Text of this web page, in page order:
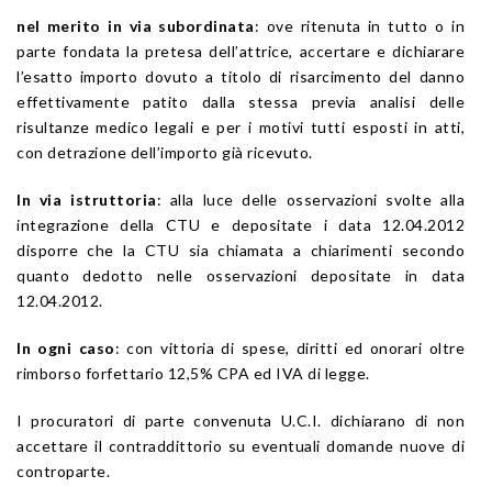
nel merito in via subordinata: ove ritenuta in tutto o in
parte fondata la pretesa dell’attrice, accertare e dichiarare
l’esatto importo dovuto a titolo di risarcimento del danno
effettivamente patito dalla stessa previa analisi delle
risultanze medico legali e per i motivi tutti esposti in atti,
con detrazione dell’importo già ricevuto.
In via istruttoria: alla luce delle osservazioni svolte alla
integrazione della CTU e depositate i data 12.04.2012
disporre che la CTU sia chiamata a chiarimenti secondo
quanto dedotto nelle osservazioni depositate in data
12.04.2012.
In ogni caso: con vittoria di spese, diritti ed onorari oltre
rimborso forfettario 12,5% CPA ed IVA di legge.
I procuratori di parte convenuta U.C.I. dichiarano di non
accettare il contraddittorio su eventuali domande nuove di
controparte.